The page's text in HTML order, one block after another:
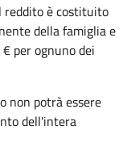
reddito è costituito
della famiglia e
per ognuno dei
non potrà essere
dell'intera